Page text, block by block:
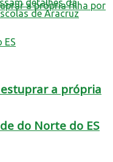
a própria
do Norte do ES